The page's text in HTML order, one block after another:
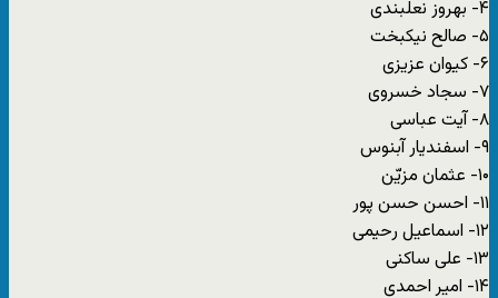
۴- بهروز نعلبندی
۵- صالح نیکبخت
۶- کیوان عزیزی
۷- سجاد خسروی
۸- آیت عباسی
۹- اسفندیار آبنوس
۱۰- عثمان مزیّن
۱۱- احسن حسن پور
۱۲- اسماعیل رحیمی
۱۳- علی ساکنی
۱۴- امیر احمدی